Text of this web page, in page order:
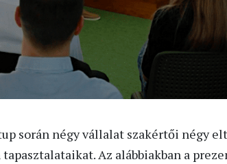
során négy vállalat szakértői négy
Az alábbiakban a